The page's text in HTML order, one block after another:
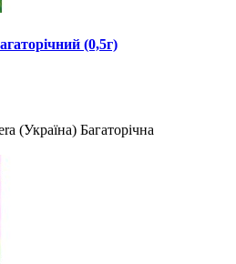
(0,5г)
(Україна) Багаторічна